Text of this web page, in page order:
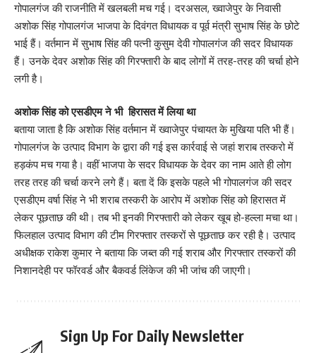
गोपालगंज की राजनीति में खलबली मच गई। दरअसल, ख्वाजेपुर के निवासी
अशोक सिंह गोपालगंज भाजपा के दिवंगत विधायक व पूर्व मंत्री सुभाष सिंह के छोटे
भाई हैं। वर्तमान में सुभाष सिंह की पत्नी कुसुम देवी गोपालगंज की सदर विधायक
हैं। उनके देवर अशोक सिंह की गिरफ्तारी के बाद लोगों में तरह-तरह की चर्चा होने
लगी है।
अशोक सिंह को एसडीएम ने भी हिरासत में लिया था
बताया जाता है कि अशोक सिंह वर्तमान में ख्वाजेपुर पंचायत के मुखिया पति भी हैं।
गोपालगंज के उत्पाद विभाग के द्वारा की गई इस कार्रवाई से जहां शराब तस्करो में
हड़कंप मच गया है। वहीं भाजपा के सदर विधायक के देवर का नाम आते ही लोग
तरह तरह की चर्चा करने लगे हैं। बता दें कि इसके पहले भी गोपालगंज की सदर
एसडीएम वर्षा सिंह ने भी शराब तस्करी के आरोप में अशोक सिंह को हिरासत में
लेकर पूछताछ की थी। तब भी इनकी गिरफ्तारी को लेकर खूब हो-हल्ला मचा था।
फिलहाल उत्पाद विभाग की टीम गिरफ्तार तस्करों से पूछताछ कर रही है। उत्पाद
अधीक्षक राकेश कुमार ने बताया कि जब्त की गई शराब और गिरफ्तार तस्करों की
निशानदेही पर फॉरवर्ड और बैकवर्ड लिंकेज की भी जांच की जाएगी।
Sign Up For Daily Newsletter